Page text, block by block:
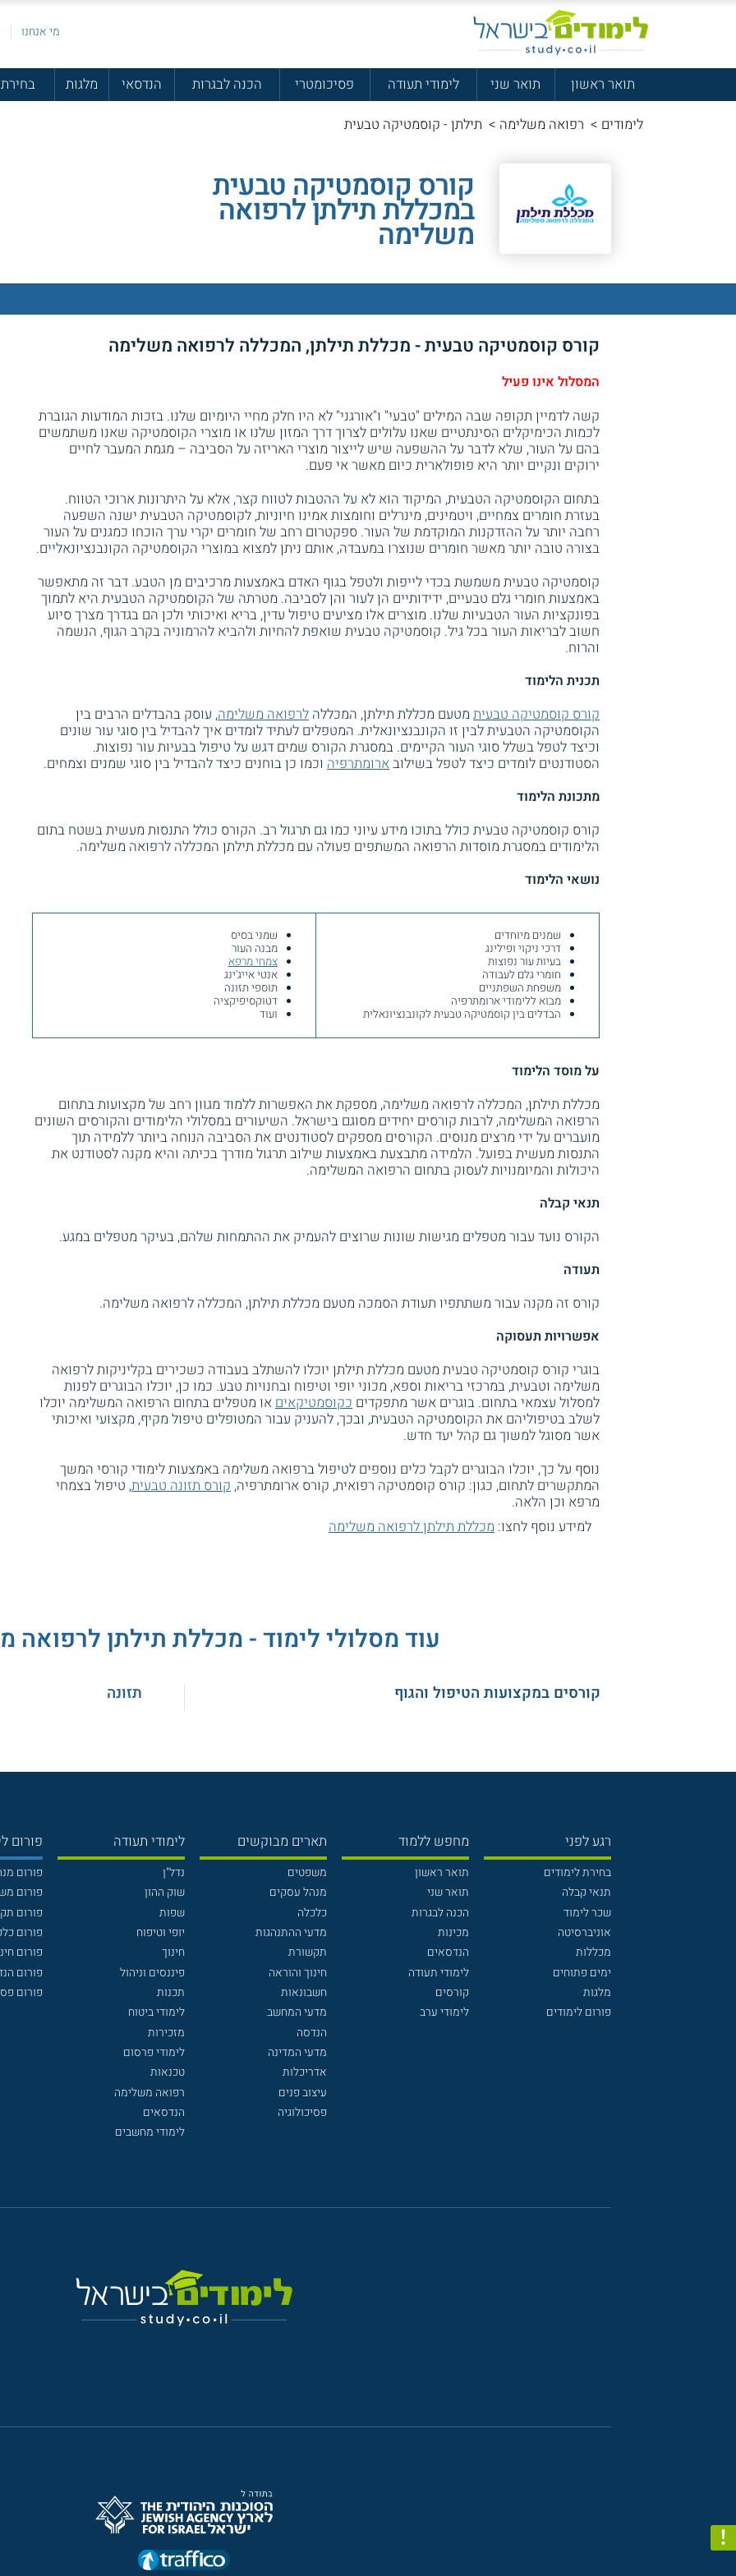
מי אנחנו
תואר ראשון תואר שני לימודי תעודה פסיכומטרי הכנה לבגרות הנדסאי מלגות
לימודים > רפואה משלימה > תילתן - קוסמטיקה טבעית
קורס קוסמטיקה טבעית
במכללת תילתן לרפואה
משלימה
קורס קוסמטיקה טבעית - מכללת תילתן, המכללה לרפואה משלימה
המסלול אינו פעיל
קשה לדמיין תקופה שבה המילים "טבעי" ו"אורגני" לא היו חלק מחיי היומיום שלנו. בזכות המודעות הגוברת
לכמות הכימיקלים הסינתטיים שאנו עלולים לצרוך דרך המזון שלנו או מוצרי הקוסמטיקה שאנו משתמשים
בהם על העור, שלא לדבר על ההשפעה שיש לייצור מוצרי האריזה על הסביבה – מגמת המעבר לחיים
ירוקים ונקיים יותר היא פופולארית כיום מאשר אי פעם.
בתחום הקוסמטיקה הטבעית, המיקוד הוא לא על ההטבות לטווח קצר, אלא על היתרונות ארוכי הטווח.
בעזרת חומרים צמחיים, ויטמינים, מינרלים וחומצות אמינו חיוניות, לקוסמטיקה הטבעית ישנה השפעה
רחבה יותר על ההזדקנות המוקדמת של העור. ספקטרום רחב של חומרים יקרי ערך הוכחו כמגנים על העור
בצורה טובה יותר מאשר חומרים שנוצרו במעבדה, אותם ניתן למצוא במוצרי הקוסמטיקה הקונבנציונאליים.
קוסמטיקה טבעית משמשת בכדי לייפות ולטפל בגוף האדם באמצעות מרכיבים מן הטבע. דבר זה מתאפשר
באמצעות חומרי גלם טבעיים, ידידותיים הן לעור והן לסביבה. מטרתה של הקוסמטיקה הטבעית היא לתמוך
בפונקציות העור הטבעיות שלנו. מוצרים אלו מציעים טיפול עדין, בריא ואיכותי ולכן הם בגדרך מצרך סיוע
חשוב לבריאות העור בכל גיל. קוסמטיקה טבעית שואפת להחיות ולהביא להרמוניה בקרב הגוף, הנשמה
והרוח.
תכנית הלימוד
קורס קוסמטיקה טבעית מטעם מכללת תילתן, המכללה לרפואה משלימה, עוסק בהבדלים הרבים בין
הקוסמטיקה הטבעית לבין זו הקונבנציונאלית. המטפלים לעתיד לומדים איך להבדיל בין סוגי עור שונים
וכיצד לטפל בשלל סוגי העור הקיימים. במסגרת הקורס שמים דגש על טיפול בבעיות עור נפוצות.
הסטודנטים לומדים כיצד לטפל בשילובארומתרפיה וכמו כן בוחנים כיצד להבדיל בין סוגי שמנים וצמחים.
מתכונת הלימוד
קורס קוסמטיקה טבעית כולל בתוכו מידע עיוני כמו גם תרגול רב. הקורס כולל התנסות מעשית בשטח בתום
הלימודים במסגרת מוסדות הרפואה המשתפים פעולה עם מכללת תילתן המכללה לרפואה משלימה.
נושאי הלימוד
שמנים מיוחדים
דרכי ניקוי ופילינג
בעיות עור נפוצות
חומרי גלם לעבודה
משפחת השפתניים
מבוא ללימודי ארומתרפיה
הבדלים בין קוסמטיקה טבעית לקונבנציונאלית
שמני בסיס
מבנה העור
צמחי מרפא
אנטי אייג'ינג
תוספי תזונה
דטוקסיפיקציה
ועוד
על מוסד הלימוד
מכללת תילתן, המכללה לרפואה משלימה, מספקת את האפשרות ללמוד מגוון רחב של מקצועות בתחום
הרפואה המשלימה, לרבות קורסים יחידים מסוגם בישראל. השיעורים במסלולי הלימודים והקורסים השונים
מועברים על ידי מרצים מנוסים. הקורסים מספקים לסטודנטים את הסביבה הנוחה ביותר ללמידה תוך
התנסות מעשית בפועל. הלמידה מתבצעת באמצעות שילוב תרגול מודרך בכיתה והיא מקנה לסטודנט את
היכולות והמיומנויות לעסוק בתחום הרפואה המשלימה.
תנאי קבלה
הקורס נועד עבור מטפלים מגישות שונות שרוצים להעמיק את ההתמחות שלהם, בעיקר מטפלים במגע.
תעודה
קורס זה מקנה עבור משתתפיו תעודת הסמכה מטעם מכללת תילתן, המכללה לרפואה משלימה.
אפשרויות תעסוקה
בוגרי קורס קוסמטיקה טבעית מטעם מכללת תילתן יוכלו להשתלב בעבודה כשכירים בקליניקות לרפואה
משלימה וטבעית, במרכזי בריאות וספא, מכוני יופי וטיפוח ובחנויות טבע. כמו כן, יוכלו הבוגרים לפנות
למסלול עצמאי בתחום. בוגרים אשר מתפקדים כקוסמטיקאיםאו מטפלים בתחום הרפואה המשלימה יוכלו
לשלב בטיפוליהם את הקוסמטיקה הטבעית, ובכך, להעניק עבור המטופלים טיפול מקיף, מקצועי ואיכותי
אשר מסוגל למשוך גם קהל יעד חדש.
נוסף על כך, יוכלו הבוגרים לקבל כלים נוספים לטיפול ברפואה משלימה באמצעות לימודי קורסי המשך
המתקשרים לתחום, כגון: קורס קוסמטיקה רפואית, קורס ארומתרפיה,קורס תזונה טבעית, טיפול בצמחי
מרפא וכן הלאה.
למידע נוסף לחצו: מכללת תילתן לרפואה משלימה
עוד מסלולי לימוד - מכללת תילתן לרפואה
קורסים במקצועות הטיפול והגוף תזונה
רגע לפני
בחירת לימודים
תנאי קבלה
שכר לימוד
אוניברסיטה
מכללות
ימים פתוחים
מלגות
פורום לימודים
מחפש ללמוד
תואר ראשון
תואר שני
הכנה לבגרות
מכינות
הנדסאים
לימודי תעודה
קורסים
לימודי ערב
תארים מבוקשים
משפטים
מנהל עסקים
כלכלה
מדעי ההתנהגות
תקשורת
חינוך והוראה
חשבונאות
מדעי המחשב
הנדסה
מדעי המדינה
אדריכלות
עיצוב פנים
פסיכולוגיה
לימודי תעודה
נדל"ן
שוק ההון
שפות
יופי וטיפוח
חינוך
פיננסים וניהול
תכנות
לימודי ביטוח
מזכירות
לימודי פרסום
טכנאות
רפואה משלימה
הנדסאים
לימודי מחשבים
פורום
פורום
פורום
פורום
פורום
פורום
פורום
פורום